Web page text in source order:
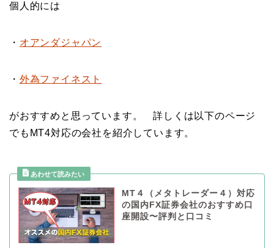
個人的には
・ オアンダジャパン
・ 外為ファイネスト
がおすすめと思っています。 詳しくは以下のページ
でもMT4対応の会社を紹介しています。
MT４（メタトレーダー４）対応
の国内FX証券会社のおすすめ口
座開設〜評判と口コミ